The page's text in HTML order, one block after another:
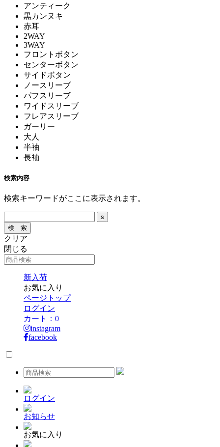
アンティーク
黒カンヌキ
赤耳
2WAY
3WAY
フロントボタン
センターボタン
サイドボタン
ノースリーブ
パフスリーブ
ワイドスリーブ
フレアスリーブ
ガーリー
大人
半袖
長袖
検索内容
検索キーワードがここに表示されます。
クリア
閉じる
新入荷
お気に入り
ページトップ
ログイン
カート： 0
instagram
facebook
ログイン
お知らせ
お気に入り